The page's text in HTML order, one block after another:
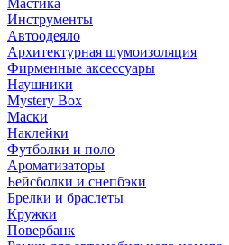
Мастика
Инструменты
Автоодеяло
Архитектурная шумоизоляция
Фирменные аксессуары
Наушники
Mystery Box
Маски
Наклейки
Футболки и поло
Ароматизаторы
Бейсболки и снепбэки
Брелки и браслеты
Кружки
Повербанк